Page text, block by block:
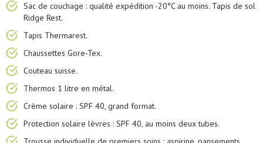
Sac de couchage : qualité expédition -20°C au moins. Tapis de sol
Ridge Rest.
Tapis Thermarest.
Chaussettes Gore-Tex.
Couteau suisse.
Thermos 1 litre en métal.
Crème solaire : SPF 40, grand format.
Protection solaire lèvres : SPF 40, au moins deux tubes.